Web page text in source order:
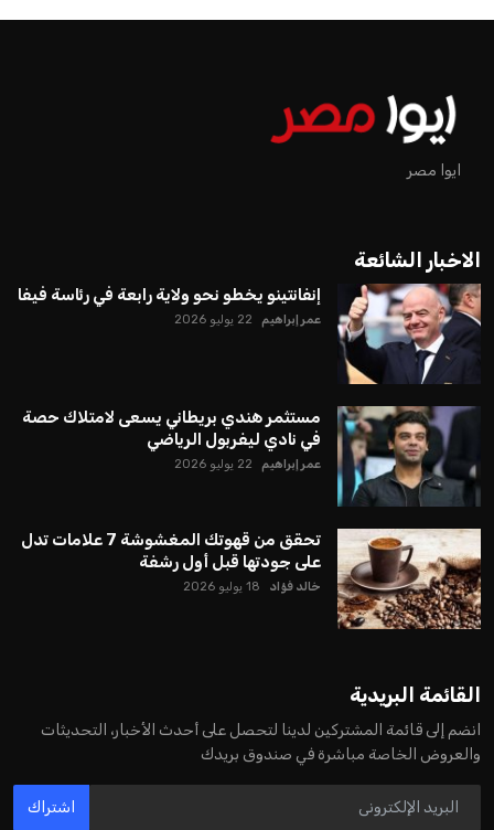
ايوا مصر
الاخبار الشائعة
إنفانتينو يخطو نحو ولاية رابعة في رئاسة فيفا
عمر إبراهيم 22 يوليو 2026
مستثمر هندي بريطاني يسعى لامتلاك حصة
في نادي ليفربول الرياضي
عمر إبراهيم 22 يوليو 2026
تحقق من قهوتك المغشوشة 7 علامات تدل
على جودتها قبل أول رشفة
خالد فؤاد 18 يوليو 2026
القائمة البريدية
انضم إلى قائمة المشتركين لدينا لتحصل على أحدث الأخبار، التحديثات
والعروض الخاصة مباشرة في صندوق بريدك
اشتراك